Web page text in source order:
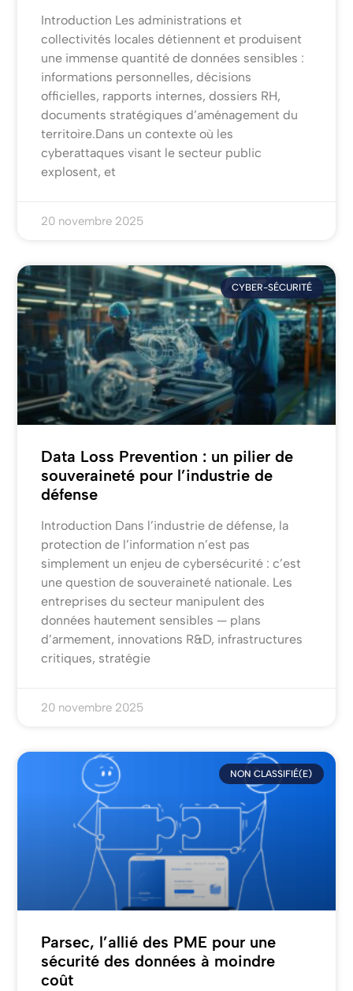
Introduction Les administrations et
collectivités locales détiennent et produisent
une immense quantité de données sensibles :
informations personnelles, décisions
officielles, rapports internes, dossiers RH,
documents stratégiques d’aménagement du
territoire.Dans un contexte où les
cyberattaques visant le secteur public
explosent, et
20 novembre 2025
CYBER-SÉCURITÉ
Data Loss Prevention : un pilier de
souveraineté pour l’industrie de
défense
Introduction Dans l’industrie de défense, la
protection de l’information n’est pas
simplement un enjeu de cybersécurité : c’est
une question de souveraineté nationale. Les
entreprises du secteur manipulent des
données hautement sensibles — plans
d’armement, innovations R&D, infrastructures
critiques, stratégie
20 novembre 2025
NON CLASSIFIÉ(E)
Parsec, l’allié des PME pour une
sécurité des données à moindre
coût